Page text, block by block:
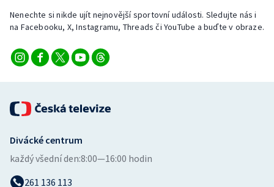
Nenechte si nikde ujít nejnovější sportovní události. Sledujte nás i
na Facebooku, X, Instagramu, Threads či YouTube a buďte v obraze.
Divácké centrum
každý všední den:8:00—16:00 hodin
261 136 113